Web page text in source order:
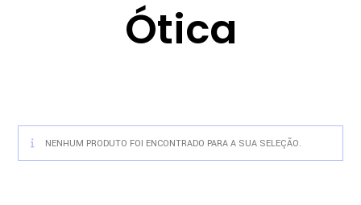
Ótica
NENHUM PRODUTO FOI ENCONTRADO PARA A SUA SELEÇÃO.